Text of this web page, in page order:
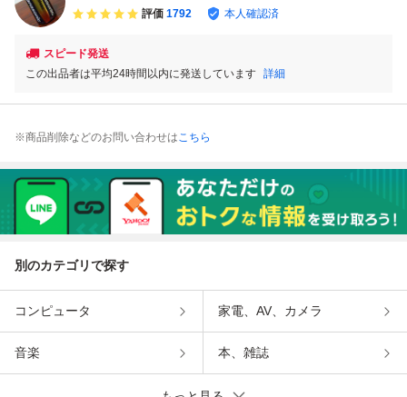
評価 1792 本人確認済
スピード発送
この出品者は平均24時間以内に発送しています 詳細
※商品削除などのお問い合わせはこちら
別のカテゴリで探す
コンピュータ 家電、AV、カメラ
音楽 本、雑誌